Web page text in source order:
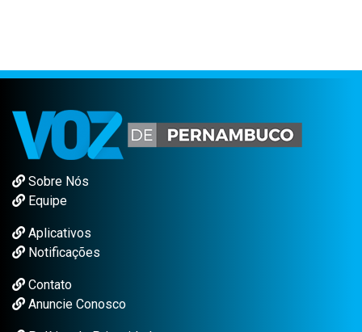
Sobre Nós
Equipe
Aplicativos
Notificações
Contato
Anuncie Conosco